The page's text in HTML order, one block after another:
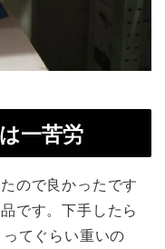
一苦労
ので良かったです
です。下手したら
てぐらい重いの